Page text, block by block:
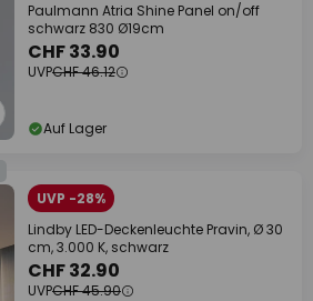
Paulmann Atria Shine Panel on/off
schwarz 830 Ø19cm
CHF 33.90
UVPCHF 46.12
Auf Lager
UVP -28%
Lindby LED-Deckenleuchte Pravin, Ø 30
cm, 3.000 K, schwarz
CHF 32.90
UVPCHF 45.90